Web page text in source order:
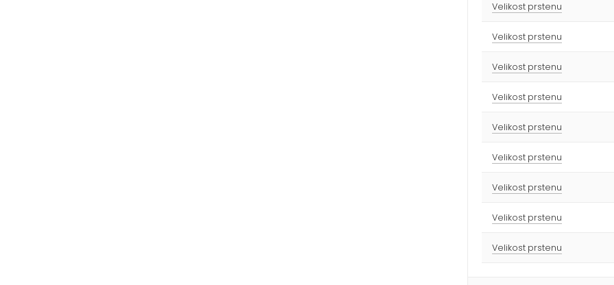
Velikost prstenu
Velikost prstenu
Velikost prstenu
Velikost prstenu
Velikost prstenu
Velikost prstenu
Velikost prstenu
Velikost prstenu
Velikost prstenu